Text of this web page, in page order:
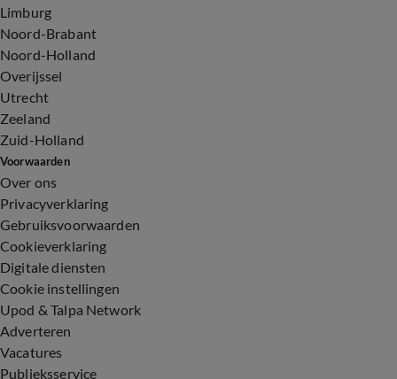
Limburg
Noord-Brabant
Noord-Holland
Overijssel
Utrecht
Zeeland
Zuid-Holland
Voorwaarden
Over ons
Privacyverklaring
Gebruiksvoorwaarden
Cookieverklaring
Digitale diensten
Cookie instellingen
Upod & Talpa Network
Adverteren
Vacatures
Publieksservice